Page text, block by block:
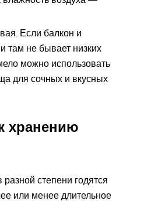
Если балкон и
там не бывает низких
можно использовать
для сочных и вкусных
хранению
степени годятся
или менее длительное